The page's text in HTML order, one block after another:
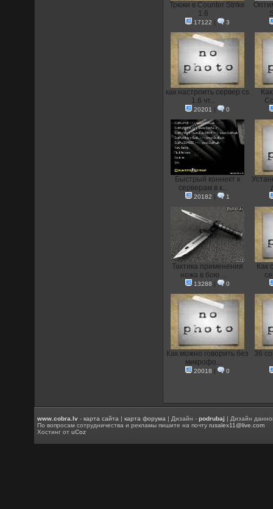
Трюки в Counter Strike
1.6
17122 | 3
как настроить сервер cs
1.6 чт...
20201 | 0
Быстрый коннект к
серверам в к...
20182 | 1
Тактика применения
ножа в бою ...
13288 | 0
Как
Как можно говорить без
микрофо...
20018 | 0
36
www.cobra.lv -карта сайта |карта форума | Дизайн -podrubaj | Дизайн
По вопросам сотрудничества и рекламы пишите на почтуrusalex11@live.com
Хостинг отuCoz